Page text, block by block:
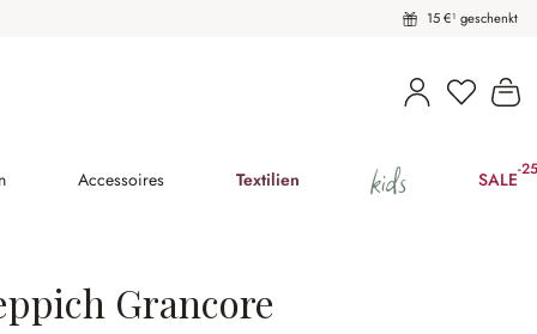
15 €¹ geschenkt
Du hast
Accessoires Textilien kids SALE-
Grancore